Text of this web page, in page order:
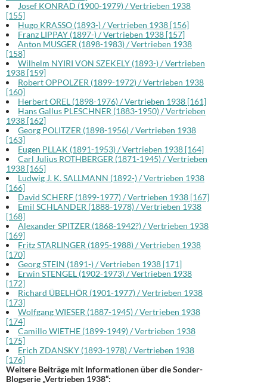
Josef KONRAD (1900-1979) / Vertrieben 1938
[155]
Hugo KRASSO (1893-) / Vertrieben 1938 [156]
Franz LIPPAY (1897-) / Vertrieben 1938 [157]
Anton MUSGER (1898-1983) / Vertrieben 1938
[158]
Wilhelm NYIRI VON SZEKELY (1893-) / Vertrieben
1938 [159]
Robert OPPOLZER (1899-1972) / Vertrieben 1938
[160]
Herbert OREL (1898-1976) / Vertrieben 1938 [161]
Hans Gallus PLESCHNER (1883-1950) / Vertrieben
1938 [162]
Georg POLITZER (1898-1956) / Vertrieben 1938
[163]
Eugen PLLAK (1891-1953) / Vertrieben 1938 [164]
Carl Julius ROTHBERGER (1871-1945) / Vertrieben
1938 [165]
Ludwig J. K. SALLMANN (1892-) / Vertrieben 1938
[166]
David SCHERF (1899-1977) / Vertrieben 1938 [167]
Emil SCHLANDER (1888-1978) / Vertrieben 1938
[168]
Alexander SPITZER (1868-1942?) / Vertrieben 1938
[169]
Fritz STARLINGER (1895-1988) / Vertrieben 1938
[170]
Georg STEIN (1891-) / Vertrieben 1938 [171]
Erwin STENGEL (1902-1973) / Vertrieben 1938
[172]
Richard ÜBELHÖR (1901-1977) / Vertrieben 1938
[173]
Wolfgang WIESER (1887-1945) / Vertrieben 1938
[174]
Camillo WIETHE (1899-1949) / Vertrieben 1938
[175]
Erich ZDANSKY (1893-1978) / Vertrieben 1938
[176]
Weitere Beiträge mit Informationen über die Sonder-
Blogserie „Vertrieben 1938“: